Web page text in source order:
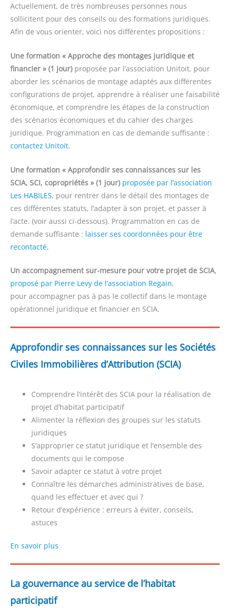
Actuellement, de très nombreuses personnes nous
sollicitent pour des conseils ou des formations juridiques.
Afin de vous orienter, voici nos différentes propositions :
Une formation « Approche des montages juridique et
financier » (1 jour) proposée par l’association Unitoit, pour
aborder les scénarios de montage adaptés aux différentes
configurations de projet, apprendre à réaliser une faisabilité
économique, et comprendre les étapes de la construction
des scénarios économiques et du cahier des charges
juridique. Programmation en cas de demande suffisante :
contactez Unitoit.
Une formation « Approfondir ses connaissances sur les
SCIA, SCI, copropriétés » (1 jour) proposée par l’association
Les HABILES, pour rentrer dans le détail des montages de
ces différentes statuts, l’adapter à son projet, et passer à
l’acte. (voir aussi ci-dessous). Programmation en cas de
demande suffisante : laisser ses coordonnées pour être
recontacté.
Un accompagnement sur-mesure pour votre projet de SCIA,
proposé par Pierre Levy de l’association Regain,
pour accompagner pas à pas le collectif dans le montage
opérationnel juridique et financier en SCIA.
Approfondir ses connaissances sur les Sociétés
Civiles Immobilières d’Attribution (SCIA)
Comprendre l’intérêt des SCIA pour la réalisation de
projet d’habitat participatif
Alimenter la réflexion des groupes sur les statuts
juridiques
S’approprier ce statut juridique et l’ensemble des
documents qui le compose
Savoir adapter ce statut à votre projet
Connaître les démarches administratives de base,
quand les effectuer et avec qui ?
Retour d’expérience : erreurs à éviter, conseils,
astuces
En savoir plus
La gouvernance au service de l’habitat
participatif